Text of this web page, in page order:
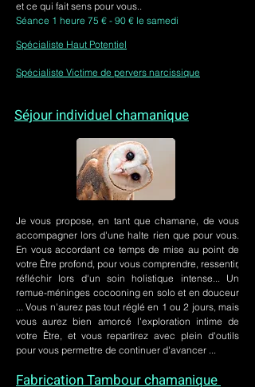
et ce qui fait sens pour vous..
Séance 1 heure 75 € - 90 € le samedi
Spécialiste Haut Potentiel
Spécialiste Victime de pervers narcissique
Séjour individuel chamanique
Je vous propose, en tant que chamane, de vous
accompagner lors d'une halte rien que pour vous.
En vous accordant ce temps de mise au point de
votre Être profond, pour vous comprendre, ressentir,
réfléchir lors d'un soin holistique intense... Un
remue-méninges cocooning en solo et en douceur
... Vous n'aurez pas tout réglé en 1 ou 2 jours, mais
vous aurez bien amorcé l'exploration intime de
votre Être, et vous repartirez avec plein d'outils
pour vous permettre de continuer d'avancer ...
Fabrication Tambour chamanique